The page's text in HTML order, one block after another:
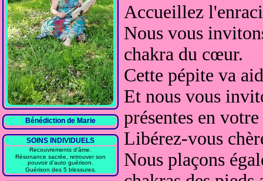
Bénédiction de Marie
SOINS INDIVIDUELS
Recouvrements d'âme.
Résonance sacrée, retrouver son
pouvoir d'auto guérison.
Guérison des 5 blessures.
Accueillez
Nous vous
chakra du cœur.
Cette pépite va
Et nous vous
présentes en
Libérez-vous
Nous plaçons